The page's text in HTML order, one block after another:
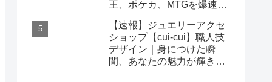
王、ポケカ、MTGを爆速査
【速報】ジュエリーアクセ
ショップ【cui-cui】職人技
デザイン｜身につけた瞬
間、あなたの魅力が輝き出